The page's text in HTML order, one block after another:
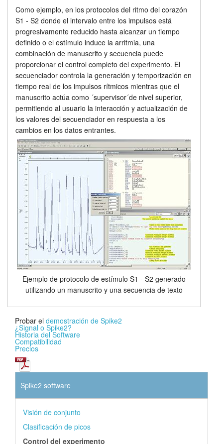
Como ejemplo, en los protocolos del ritmo del corazón
S1 - S2 donde el intervalo entre los impulsos está
progresivamente reducido hasta alcanzar un tiempo
definido o el estímulo induce la arritmia, una
combinación de manuscrito y secuencia puede
proporcionar el control completo del experimento. El
secuenciador controla la generación y temporización en
tiempo real de los impulsos rítmicos mientras que el
manuscrito actúa como ´supervisor´de nivel superior,
permitiendo al usuario la interacción y actualización de
los valores del secuenciador en respuesta a los
cambios en los datos entrantes.
Ejemplo de protocolo de estímulo S1 - S2 generado
utilizando un manuscrito y una secuencia de texto
Probar el demostración de Spike2
¿Signal o Spike2?
Historia del Software
Compatibilidad
Precios
Spike2 software
Visión de conjunto
Clasificación de picos
Control del experimento